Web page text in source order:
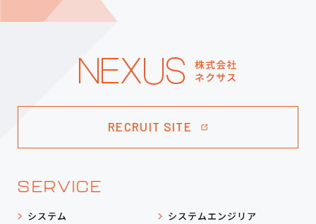
RECRUIT SITE
SERVICE
システム
システムエンジリア